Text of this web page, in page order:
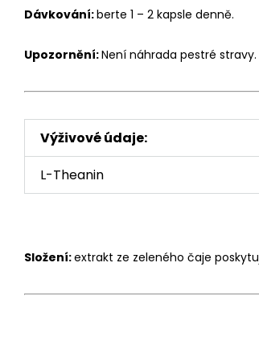
Dávkování:berte 1 – 2 kapsle denně.
Upozornění:Není náhrada pestré
Výživové údaje:
L-Theanin
Složení:extrakt ze zeleného čaje